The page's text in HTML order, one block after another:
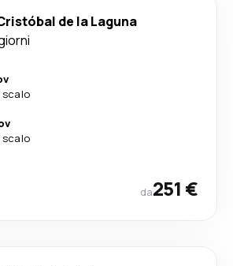
de la Laguna
scalo
scalo
da251 €